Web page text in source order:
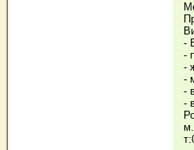
-
-
-
-
-
-